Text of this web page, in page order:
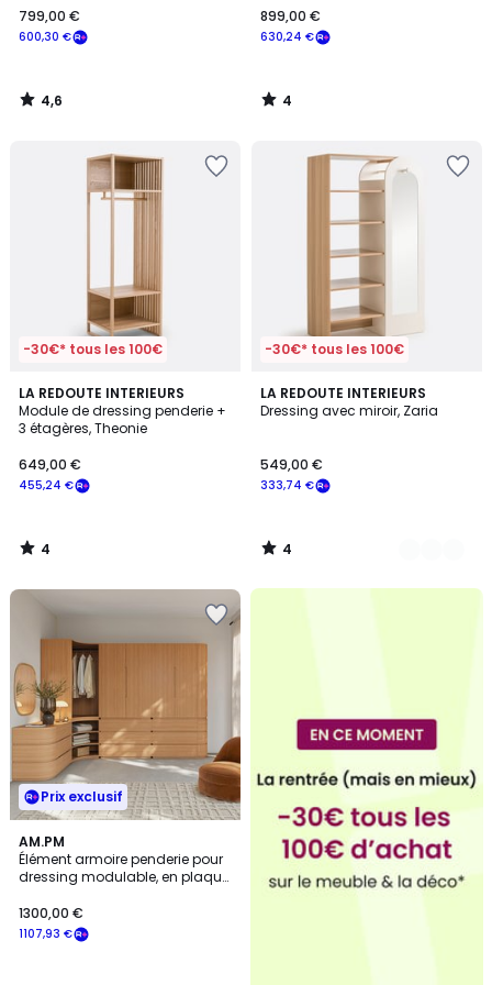
€
souscrivez
notre
programme
600,30 €
799,00 €
4,6
/
630,24 €
899,00 €
4
/
-30€* tous les 100€
LA REDOUTE INTERIEURS
Module de dressing penderie +
3 étagères, Theonie
455,24 €
649,00 €
4
/
5
4
/
-30€* tous les 100€
LA REDOUTE INTERIEURS
Dressing avec miroir, Zaria
333,74 €
549,00 €
4
/
2
Couleurs
4
/
Prix exclusif
AM.PM
Élément armoire penderie pour
dressing modulable, en plaqué
1107,93 €
1300,00 €